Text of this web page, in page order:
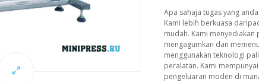
Apa sahaja tugas yang
Kami lebih berkuasa
mudah. Kami menyediakan
mengagumkan dan
menggunakan teknologi
peralatan. Kami
pengeluaran moden di